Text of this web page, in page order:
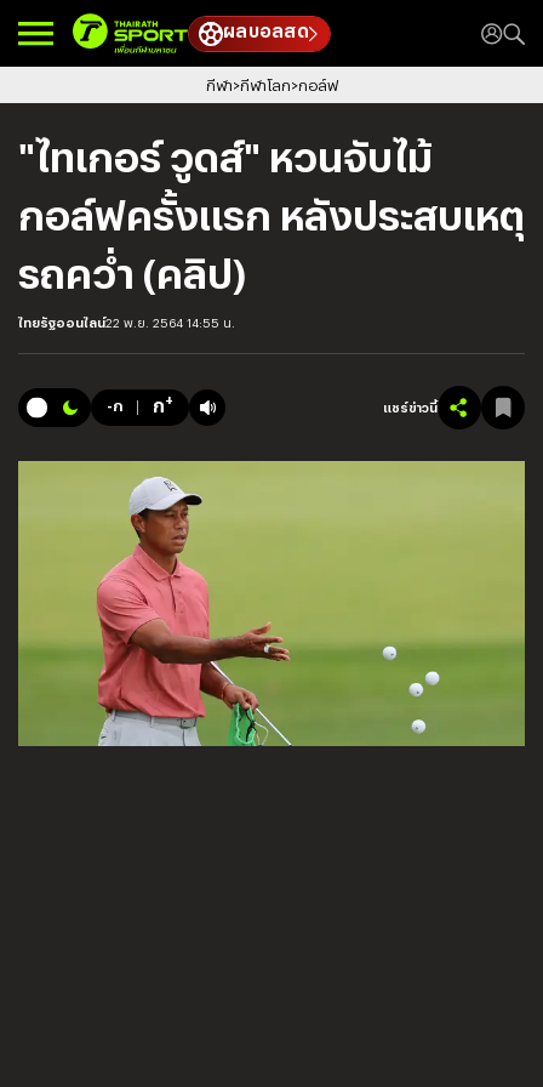
ผลบอลสด
กีฬา กีฬาโลก กอล์ฟ
"ไทเกอร์ วูดส์" หวนจับไม้
กอล์ฟครั้งแรก หลังประสบเหตุ
รถคว่ำ (คลิป)
ไทยรัฐออนไลน์22 พ.ย. 2564 14:55 น.
-ก ก+ แชร์ข่าวนี้